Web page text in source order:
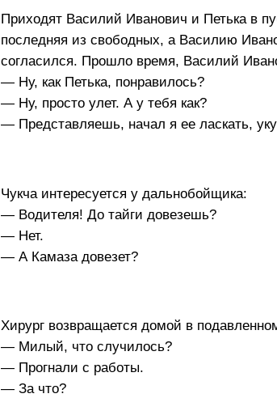
Приходят Василий Иванович и Петька в
последняя из свободных, а Василию
согласился. Прошло время, Василий
— Ну, как Петька, понравилось?
— Ну, просто улет. А у тебя как?
— Представляешь, начал я ее ласкать,
Чукча интересуется у дальнобойщика:
— Водителя! До тайги довезешь?
— Нет.
— А Камаза довезет?
Хирург возвращается домой в
— Милый, что случилось?
— Прогнали с работы.
— За что?